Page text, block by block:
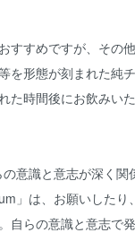
すすめですが、その
を形態が刻まれた純
た時間後にお飲みい
意識と意志が深く関
」は、お願いしたり
自らの意識と意志で